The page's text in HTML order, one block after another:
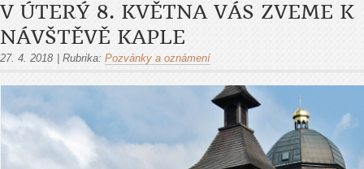
V ÚTERÝ 8. KVĚTNA VÁS ZVEME K
NÁVŠTĚVĚ KAPLE
27. 4. 2018 Rubrika: Pozvánky a oznámení